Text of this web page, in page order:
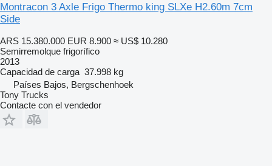
Montracon 3 Axle Frigo Thermo king SLXe H2.60m 7cm
Side
ARS 15.380.000 EUR 8.900 ≈ US$ 10.280
Semirremolque frigorífico
2013
Capacidad de carga 37.998 kg
Países Bajos, Bergschenhoek
Tony Trucks
Contacte con el vendedor